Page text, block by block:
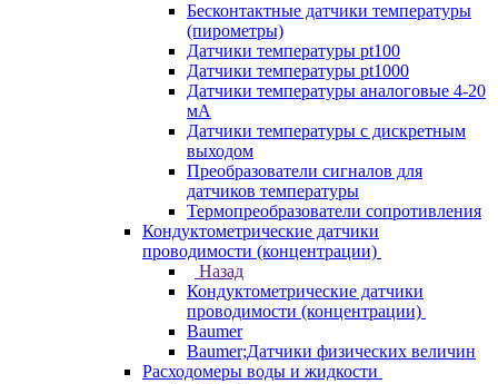
Бесконтактные датчики температуры
(пирометры)
Датчики температуры pt100
Датчики температуры pt1000
Датчики температуры аналоговые 4-20
мА
Датчики температуры с дискретным
выходом
Преобразователи сигналов для
датчиков температуры
Термопреобразователи сопротивления
Кондуктометрические датчики
проводимости (концентрации)
Назад
Кондуктометрические датчики
проводимости (концентрации)
Baumer
Baumer;Датчики физических величин
Расходомеры воды и жидкости